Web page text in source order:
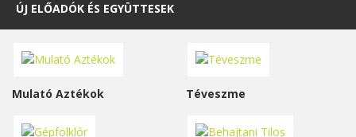
ÚJ ELŐADÓK ÉS EGYÜTTESEK
Mulató Aztékok Téveszme